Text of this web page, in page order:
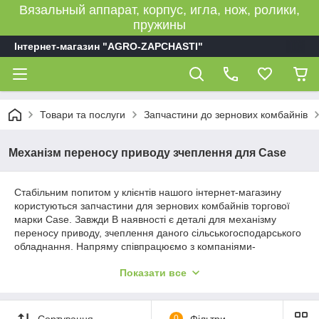
Вязальный аппарат, корпус, игла, нож, ролики,
пружины
Інтернет-магазин "AGRO-ZAPCHASTI"
Товари та послуги Запчастини до зернових комбайнів
Механізм переносу приводу зчеплення для Case
Стабільним попитом у клієнтів нашого інтернет-магазину
користуються запчастини для зернових комбайнів торгової
марки Case. Завжди В наявності є деталі для механізму
переносу приводу, зчеплення даного сільськогосподарського
обладнання. Напряму співпрацюємо з компаніями-
українських споживачів за найкращими цінами.
Запчастини для зернових комбайнів
Показати все